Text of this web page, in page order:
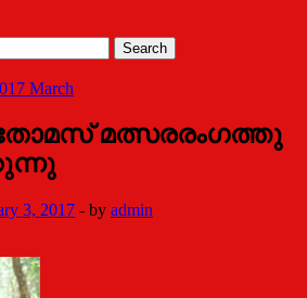
March
മത്സരരംഗത്തു
3, 2017 - by admin